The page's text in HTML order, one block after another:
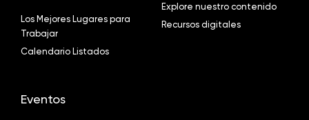
Los Mejores Lugares para
Trabajar
Calendario Listados
Explore nuestro contenido
Recursos digitales
Eventos